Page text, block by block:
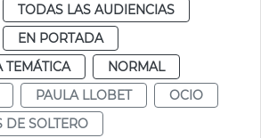
TODAS LAS AUDIENCIAS
EN PORTADA
TEMÁTICA
NORMAL
PAULA LLOBET
OCIO
DE SOLTERO